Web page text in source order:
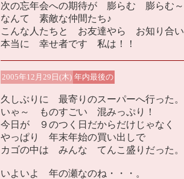
次の忘年会への期待が 膨らむ 膨らむ～
なんて 素敵な仲間たち♪
こんな人たちと お友達やら お知り合
本当に 幸せ者です 私は！！
2005年12月29日(木) 年内最後の
久しぶりに 最寄りのスーパーへ行った。
いゃ～ ものすごい 混みっぷり！
今日が ９のつく日だからだけじゃなく
やっぱり 年末年始の買い出しで
カゴの中は みんな てんこ盛りだった。
いよいよ 年の瀬なのね・・・。